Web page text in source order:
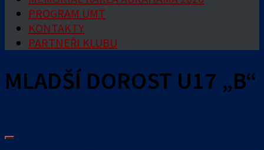
PROGRAM UMT
KONTAKTY
PARTNEŘI KLUBU
MLADŠÍ DOROST U17 „B“